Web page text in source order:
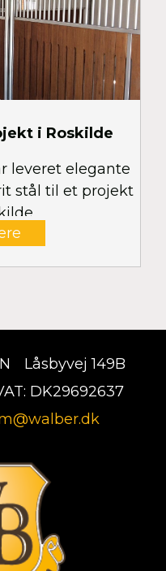
i Roskilde
leveret elegante
stål til et projekt
Låsbyvej 149B
DK29692637